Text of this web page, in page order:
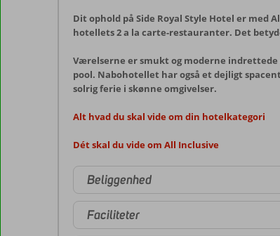
Dit ophold på Side Royal Style Hotel er
hotellets 2 a la carte-restauranter. Det
Værelserne er smukt og moderne indrettede
pool. Nabohotellet har også et dejligt
solrig ferie i skønne omgivelser.
Alt hvad du skal vide om din hotelkategori
Dét skal du vide om All Inclusive
Beliggenhed
Faciliteter